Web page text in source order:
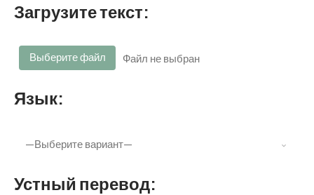
Загрузите текст:
Выберите файл Файл не выбран
Язык:
Устный перевод: